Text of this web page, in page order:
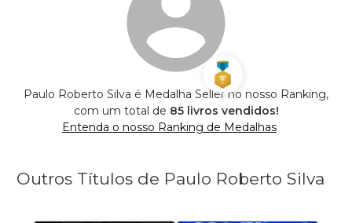
Paulo Roberto Silva é Medalha Seller no nosso Ranking,
com um total de 85 livros vendidos!
Entenda o nosso Ranking de Medalhas
Outros Títulos de Paulo Roberto Silva